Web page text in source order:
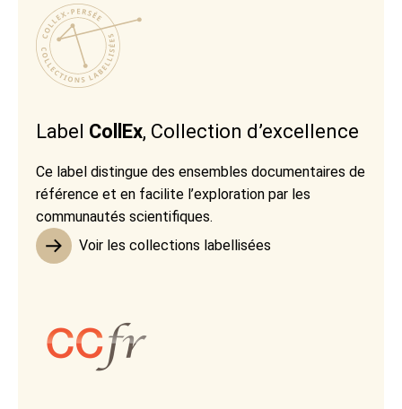
Label CollEx, Collection d’excellence
Ce label distingue des ensembles documentaires de
référence et en facilite l’exploration par les
communautés scientifiques.
Voir les collections labellisées